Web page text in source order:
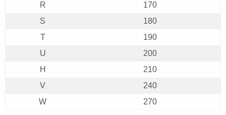
R
170
S
180
T
190
U
200
H
210
V
240
W
270